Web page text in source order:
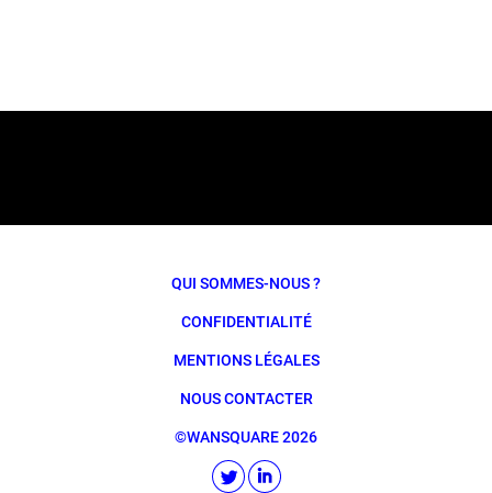
QUI SOMMES-NOUS ?
CONFIDENTIALITÉ
MENTIONS LÉGALES
NOUS CONTACTER
©WANSQUARE 2026